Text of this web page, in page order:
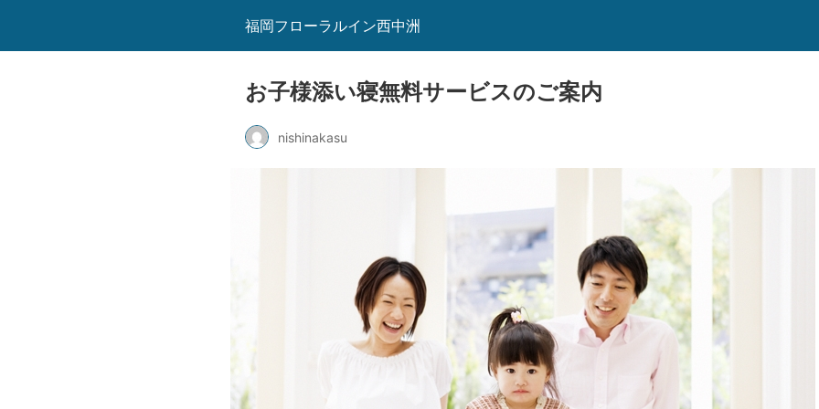
福岡フローラルイン西中洲
お子様添い寝無料サービスのご案内
nishinakasu